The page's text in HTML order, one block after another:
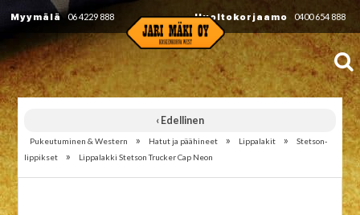
Myymälä 06 4229 888 Huoltokorjaamo 0400 654 888
‹ Edellinen
Pukeutuminen & Western » Hatut ja päähineet » Lippalakit »
Stetson-
lippikset
» Lippalakki Stetson Trucker Cap Neon